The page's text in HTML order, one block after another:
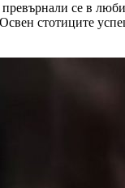
се в
стотиците